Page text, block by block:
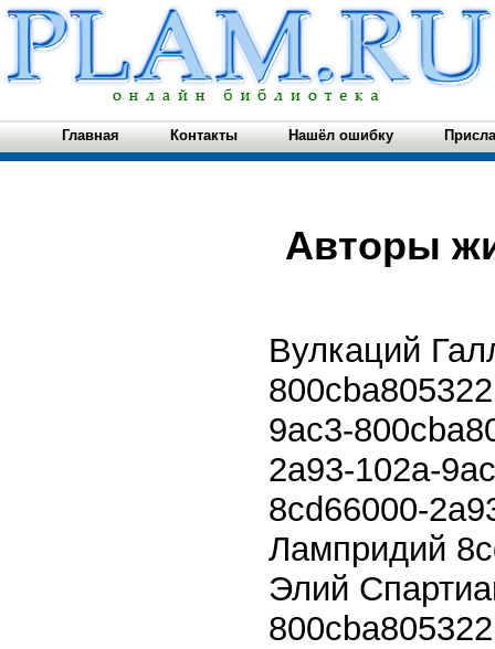
Главная Контакты Нашёл ошибку
Авторы
Вулкаций
800cba805322
9ac3-
2a93-102a-
8cd66000-
Лампридий
Элий
800cba805322